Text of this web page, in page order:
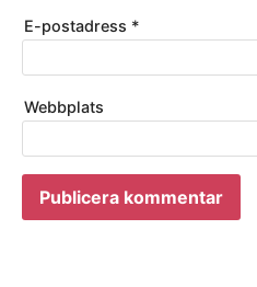
E-postadress *
Webbplats